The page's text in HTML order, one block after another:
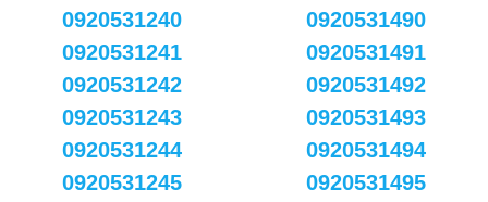
0920531240
0920531241
0920531242
0920531243
0920531244
0920531245
0920531490
0920531491
0920531492
0920531493
0920531494
0920531495